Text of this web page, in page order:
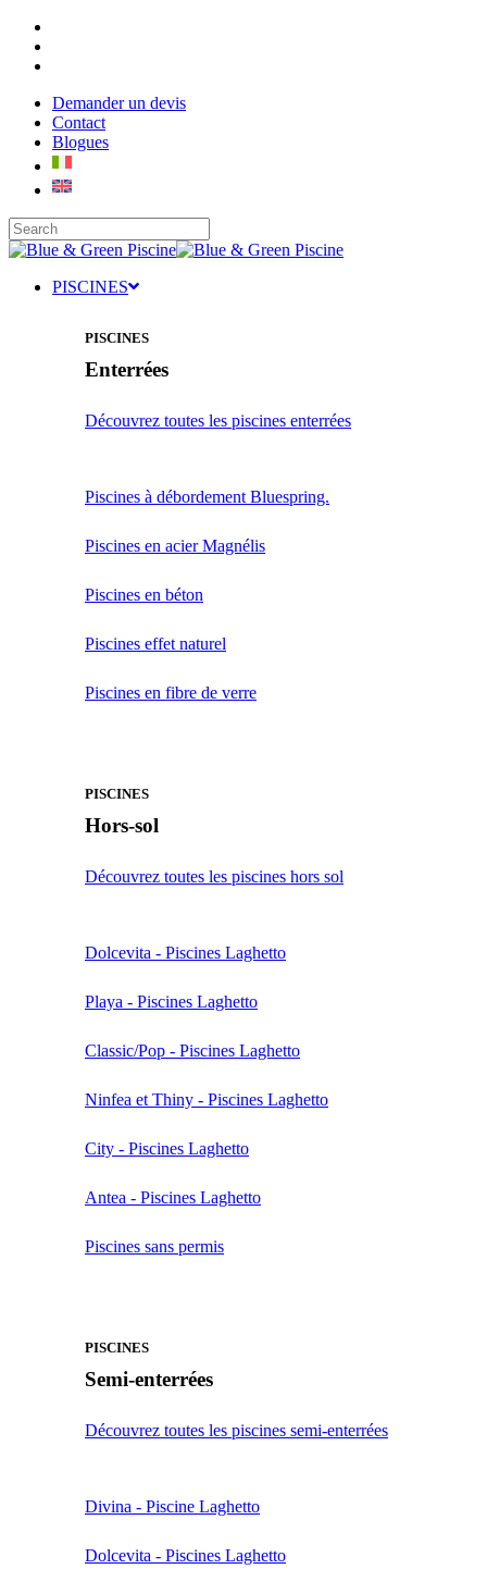
Skip
main
Demander un devis
Contact
Blogues
Close
Menu
PISCINES
PISCINES
Enterrées
Découvrez toutes les piscines enterrées
Piscines à débordement Bluespring.
Piscines en acier Magnélis
Piscines en béton
Piscines effet naturel
Piscines en fibre de verre
PISCINES
Hors-sol
Découvrez toutes les piscines hors sol
Dolcevita - Piscines Laghetto
Playa - Piscines Laghetto
Classic/Pop - Piscines Laghetto
Ninfea et Thiny - Piscines Laghetto
City - Piscines Laghetto
Antea - Piscines Laghetto
Piscines sans permis
PISCINES
Semi-enterrées
Découvrez toutes les piscines semi-enterrées
Divina - Piscine Laghetto
Dolcevita - Piscines Laghetto